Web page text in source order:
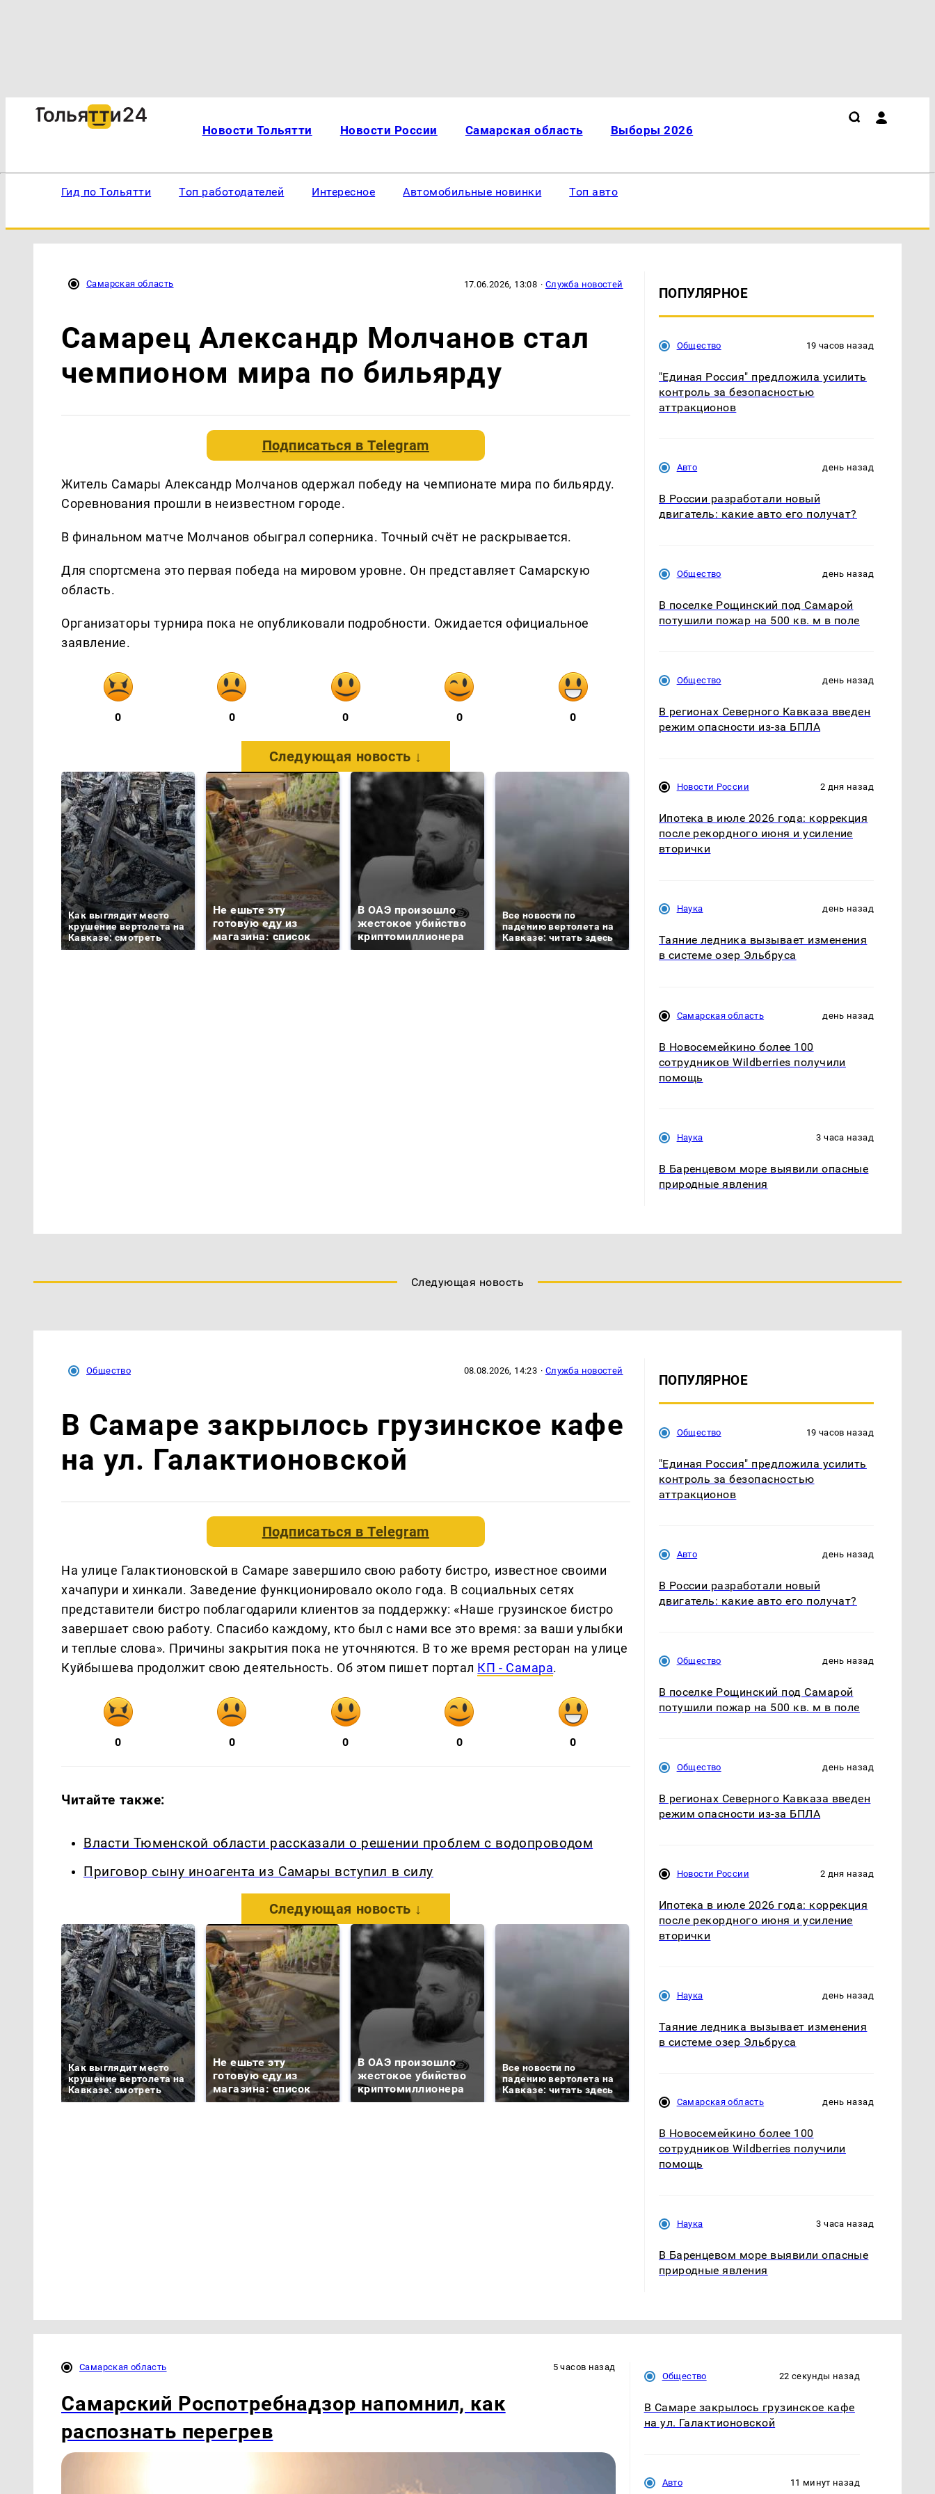
Новости Тольятти Новости России Самарская область Выборы 2026
Гид по Тольятти Топ работодателей Интересное Автомобильные новинки Топ авто
Самарская область 17.06.2026, 13:08 · Служба новостей
Самарец Александр Молчанов стал
чемпионом мира по бильярду
Подписаться вTelegram
Житель Самары Александр Молчанов одержал победу на чемпионате мира по бильярду.
Соревнования прошли в неизвестном городе.
В финальном матче Молчанов обыграл соперника. Точный счёт не раскрывается.
Для спортсмена это первая победа на мировом уровне. Он представляет Самарскую
область.
Организаторы турнира пока не опубликовали подробности. Ожидается официальное
заявление.
0 0 0 0 0
Следующая новость ↓
Как выглядит место
крушение вертолета на
Кавказе: смотреть
Не ешьте эту
готовую еду из
магазина: список
В ОАЭ произошло
жестокое убийство
криптомиллионера
Все новости по
падению вертолета на
Кавказе: читать здесь
Таких событий не
ждать всем нам?
В магазинах России
продукта: что купить?
ПОПУЛЯРНОЕ
Общество 19 часов назад
"Единая Россия" предложила усилить
контроль за безопасностью
аттракционов
Авто день назад
В России разработали новый
двигатель: какие авто его получат?
Общество день назад
В поселке Рощинский под Самарой
потушили пожар на 500 кв. м в поле
Общество день назад
В регионах Северного Кавказа введен
режим опасности из-за БПЛА
Новости России 2 дня назад
Ипотека в июле 2026 года: коррекция
после рекордного июня и усиление
вторички
Наука день назад
Таяние ледника вызывает изменения
в системе озер Эльбруса
Самарская область день назад
В Новосемейкино более 100
сотрудников Wildberries получили
помощь
Наука 3 часа назад
В Баренцевом море выявили опасные
природные явления
Следующая новость
Общество 08.08.2026, 14:23 · Служба новостей
В Самаре закрылось грузинское кафе
на ул. Галактионовской
Подписаться вTelegram
На улице Галактионовской в Самаре завершило свою работу бистро, известное своими
хачапури и хинкали. Заведение функционировало около года. В социальных сетях
представители бистро поблагодарили клиентов за поддержку: «Наше грузинское бистро
завершает свою работу. Спасибо каждому, кто был с нами все это время: за ваши улыбки
и теплые слова». Причины закрытия пока не уточняются. В то же время ресторан на улице
Куйбышева продолжит свою деятельность. Об этом пишет портал КП - Самара.
0 0 0 0 0
Читайте также:
Власти Тюменской области рассказали о решении проблем с водопроводом
Приговор сыну иноагента из Самары вступил в силу
Следующая новость ↓
Как выглядит место
крушение вертолета на
Кавказе: смотреть
Не ешьте эту
готовую еду из
магазина: список
В ОАЭ произошло
жестокое убийство
криптомиллионера
Все новости по
падению вертолета на
Кавказе: читать здесь
ПОПУЛЯРНОЕ
Общество 19 часов назад
"Единая Россия" предложила усилить
контроль за безопасностью
аттракционов
Авто день назад
В России разработали новый
двигатель: какие авто его получат?
Общество день назад
В поселке Рощинский под Самарой
потушили пожар на 500 кв. м в поле
Общество день назад
В регионах Северного Кавказа введен
режим опасности из-за БПЛА
Новости России 2 дня назад
Ипотека в июле 2026 года: коррекция
после рекордного июня и усиление
вторички
Наука день назад
Таяние ледника вызывает изменения
в системе озер Эльбруса
Самарская область день назад
В Новосемейкино более 100
сотрудников Wildberries получили
помощь
Наука 3 часа назад
В Баренцевом море выявили опасные
природные явления
Самарская область 5 часов назад
Самарский Роспотребнадзор напомнил, как
распознать перегрев
Общество 22 секунды назад
В Самаре закрылось грузинское кафе
на ул. Галактионовской
Авто 11 минут назад